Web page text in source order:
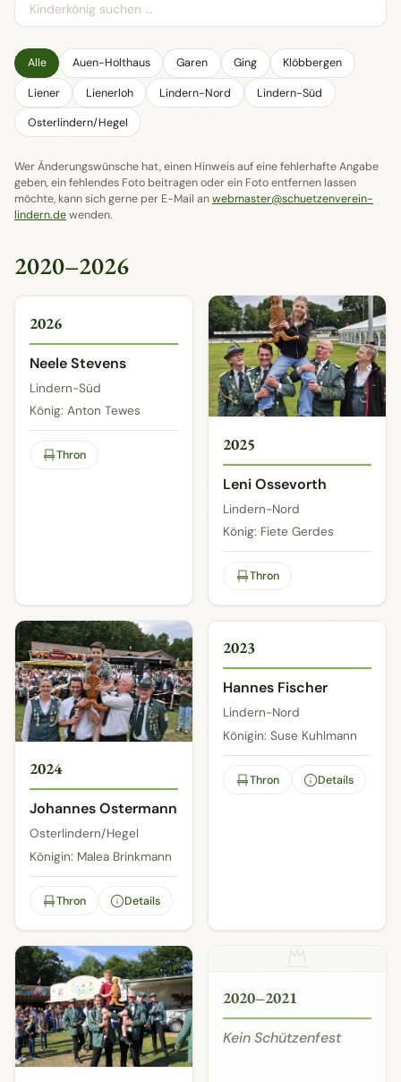
Alle Auen-Holthaus Garen Ging Klöbbergen
Liener Lienerloh Lindern-Nord Lindern-Süd
Osterlindern/Hegel
Wer Änderungswünsche hat, einen Hinweis auf eine fehlerhafte Angabe
geben, ein fehlendes Foto beitragen oder ein Foto entfernen lassen
möchte, kann sich gerne per E-Mail anwebmaster@schuetzenverein-
lindern.dewenden.
2020–2026
2026
Neele Stevens
Lindern-Süd
König: Anton Tewes
Thron
2025
Leni Ossevorth
Lindern-Nord
König: Fiete Gerdes
Thron
2024
Johannes Ostermann
Osterlindern/Hegel
Königin: Malea Brinkmann
Thron Details
2023
Hannes Fischer
Lindern-Nord
Königin: Suse Kuhlmann
Thron Details
2020–2021
Kein Schützenfest